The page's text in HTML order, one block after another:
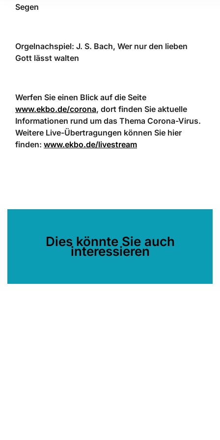
Segen
Orgelnachspiel: J. S. Bach, Wer nur den lieben
Gott lässt walten
Werfen Sie einen Blick auf die Seite
www.ekbo.de/corona, dort finden Sie aktuelle
Informationen rund um das Thema Corona-Virus.
Weitere Live-Übertragungen können Sie hier
finden: www.ekbo.de/livestream
Dies könnte Sie auch
interessieren